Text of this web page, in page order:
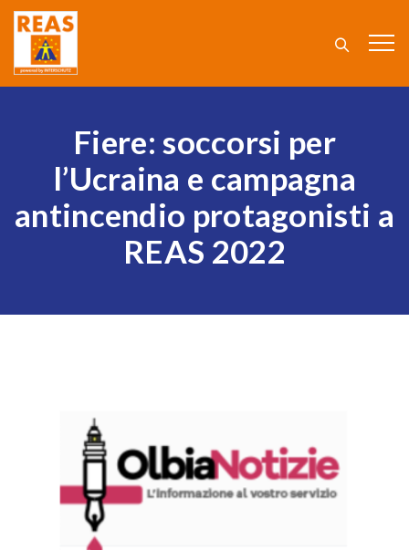
Fiere: soccorsi per
l’Ucraina e campagna
antincendio protagonisti a
REAS 2022